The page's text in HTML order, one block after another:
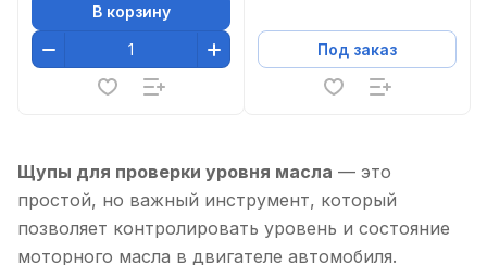
В корзину
Под заказ
Щупы для проверки уровня масла — это
простой, но важный инструмент, который
позволяет контролировать уровень и состояние
моторного масла в двигателе автомобиля.